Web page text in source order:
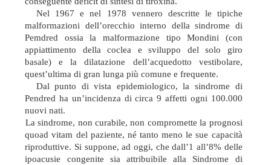
Nel 1967 e nel 1978 vennero descritte le tipiche
malformazioni dell’orecchio interno della sindrome di
Pemdred ossia la malformazione tipo Mondini (con
appiattimento della coclea e sviluppo del solo giro
basale) e la dilatazione dell’acquedotto vestibolare,
quest’ultima di gran lunga più comune e frequente.
Dal punto di vista epidemiologico, la sindrome di
Pendred ha un’incidenza di circa 9 affetti ogni 100.000
nuovi nati.
La sindrome, non curabile, non compromette la prognosi
quoad vitam del paziente, né tanto meno le sue capacità
riproduttive. Si suppone, ad oggi, che dall’1 all’8% delle
ipoacusie congenite sia attribuibile alla Sindrome di